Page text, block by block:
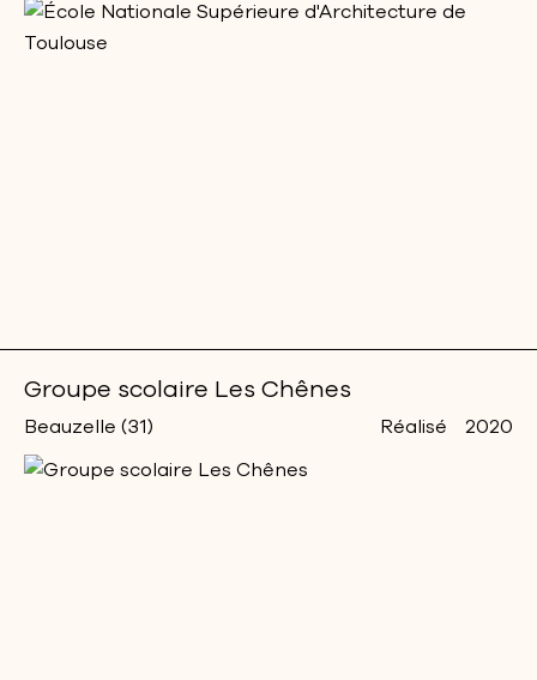
Groupe scolaire Les Chênes
Réalisé
Beauzelle (31) 2020